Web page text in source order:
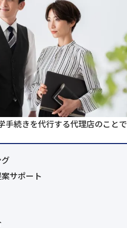
手続きを代行する代理店のこと
サポート